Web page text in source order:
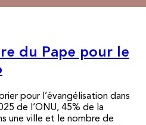
du Pape pour le
pour l’évangélisation dans
de l’ONU, 45% de la
une ville et le nombre de